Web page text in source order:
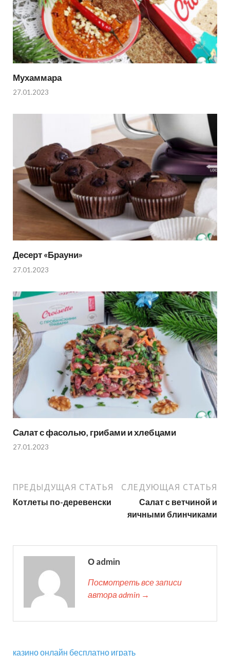
Мухаммара
27.01.2023
Десерт «Брауни»
27.01.2023
Салат с фасолью, грибами и хлебцами
27.01.2023
ПРЕДЫДУЩАЯ СТАТЬЯ
Котлеты по-деревенски
СЛЕДУЮЩАЯ СТАТЬЯ
Салат с ветчиной и
яичными блинчиками
О admin
Посмотреть все записи
автора admin →
казино онлайн бесплатно играть